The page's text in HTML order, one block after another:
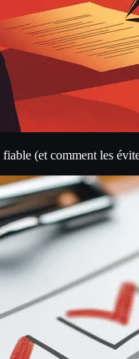
(et comment les